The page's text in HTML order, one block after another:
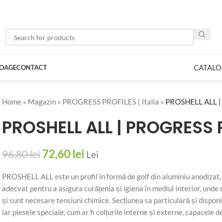
CONTACT
Home » Magazin » PROGRESS PROFILES | Italia » PROSHELL ALL
PROSHELL ALL | PROGRESS
96,80lei 72,60lei Lei
PROSHELL ALL este un profil în formă de golf din aluminiu
adecvat pentru a asigura curățenia și igiena în mediul interior, unde
și sunt necesare tensiuni chimice. Secțiunea sa particulară și
iar piesele speciale, cum ar fi colțurile interne și externe, capacele